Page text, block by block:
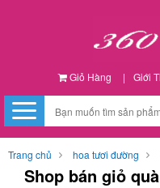
Giỏ Hàng | Giới
Trang chủ hoa tươi đường
Shop bán giỏ